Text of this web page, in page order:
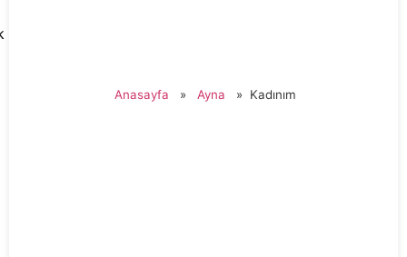
Anasayfa » Ayna » Kadınım